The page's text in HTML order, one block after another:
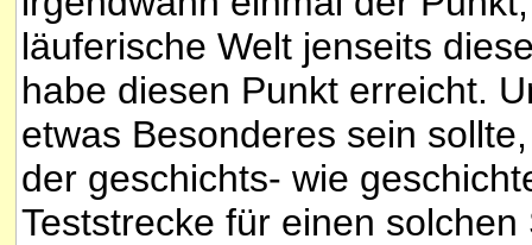
läuferische Welt jenseits
habe diesen Punkt erreicht.
etwas Besonderes sein
der geschichts- wie
Teststrecke für einen